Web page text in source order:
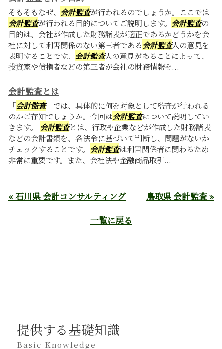
そもそもなぜ、 会計監査が行われるのでしょうか。ここでは
会計監査が行われる目的についてご説明します。 会計監査の
目的は、会社が作成した財務諸表が適正であるかどうかを会
社に対して利害関係のない第三者である会計監査人の意見を
表明することです。 会計監査人の意見があることによって、
投資家や債権者などの第三者が会社の財務情報を...
会計監査とは
「会計監査」では、具体的に何を対象として監査が行われる
のかご存知でしょうか。今回は会計監査について説明してい
きます。 会計監査とは、行政や企業などが作成した財務諸表
などの会計書類を、各法令に基づいて判断し、問題がないか
チェックすることです。 会計監査は利害関係者に関わるため
非常に重要です。また、会社法や金融商品取引...
« 石川県 会計コンサルティング
鳥取県 会計監査 »
一覧に戻る
提供する基礎知識
Basic Knowledge